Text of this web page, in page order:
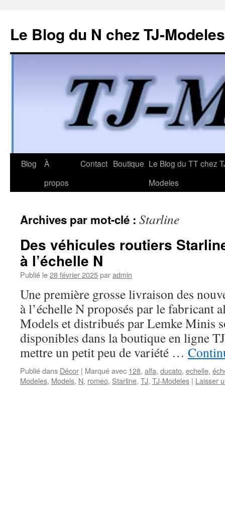
Le Blog du N chez TJ-Modeles
Aller
Blog
À
propos
Contact Boutique Le Blog du TT chez
Modeles
Archives par mot-clé : Starline
Des véhicules routiers
à l’échelle N
Publié le28 février 2025paradmin
Une première grosse livraison des
à l’échelle N proposés par le fabricant
Models et distribués par Lemke Minis
disponibles dans la boutique en ligne
mettre un petit peu de variété …
Publié dans Décor | Marqué avec 128, alfa, ducato, echelle,
Modeles, Models, N, romeo, Starline, TJ, TJ-Modeles | Laisser